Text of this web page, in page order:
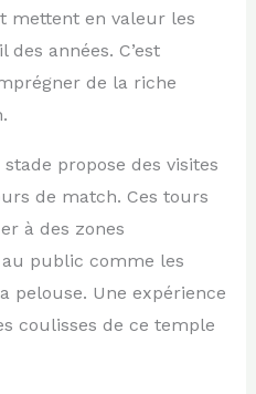
mettent en valeur les
années. C’est
de la riche
propose des visites
de match. Ces tours
à des zones
public comme les
pelouse. Une expérience
coulisses de ce temple